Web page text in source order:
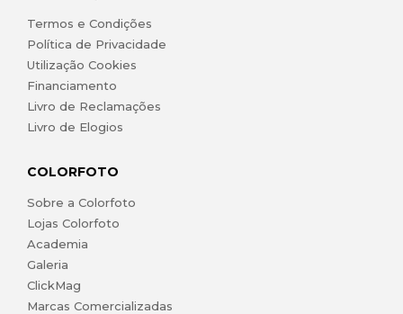
Termos e Condições
Política de Privacidade
Utilização Cookies
Financiamento
Livro de Reclamações
Livro de Elogios
COLORFOTO
Sobre a Colorfoto
Lojas Colorfoto
Academia
Galeria
ClickMag
Marcas Comercializadas